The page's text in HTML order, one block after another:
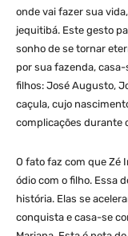
onde vai fazer sua
jequitibá. Este gesto
sonho de se tornar
por sua fazenda,
filhos: José Augusto,
caçula, cujo
complicações durante
O fato faz com que Zé
ódio com o filho. Essa
história. Elas se
conquista e casa-se